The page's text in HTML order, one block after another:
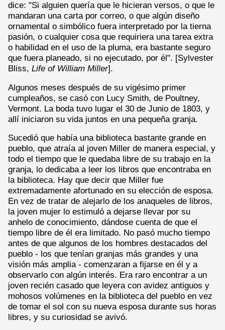
dice: "Si alguien quería que le hicieran versos, o que le
mandaran una carta por correo, o que algún diseño
ornamental o simbólico fuera interpretado por la tierna
pasión, o cualquier cosa que requiriera una tarea extra
o habilidad en el uso de la pluma, era bastante seguro
que fuera planeado, si no ejecutado, por él". [Sylvester
Bliss, Life of William Miller].
Algunos meses después de su vigésimo primer
cumpleaños, se casó con Lucy Smith, de Poultney,
Vermont. La boda tuvo lugar el 30 de Junio de 1803, y
allí iniciaron su vida juntos en una pequeña granja.
Sucedió que había una biblioteca bastante grande en
pueblo, que atraía al joven Miller de manera especial, y
todo el tiempo que le quedaba libre de su trabajo en la
granja, lo dedicaba a leer los libros que encontraba en
la biblioteca. Hay que decir que Miller fue
extremadamente afortunado en su elección de esposa.
En vez de tratar de alejarlo de los anaqueles de libros,
la joven mujer lo estimuló a dejarse llevar por su
anhelo de conocimiento, dándose cuenta de que el
tiempo libre de él era limitado. No pasó mucho tiempo
antes de que algunos de los hombres destacados del
pueblo - los que tenían granjas más grandes y una
visión más amplia - comenzaran a fijarse en él y a
observarlo con algún interés. Era raro encontrar a un
joven recién casado que leyera con avidez antiguos y
mohosos volúmenes en la biblioteca del pueblo en vez
de tomar el sol con su nueva esposa durante sus horas
libres, y su curiosidad se avivó.